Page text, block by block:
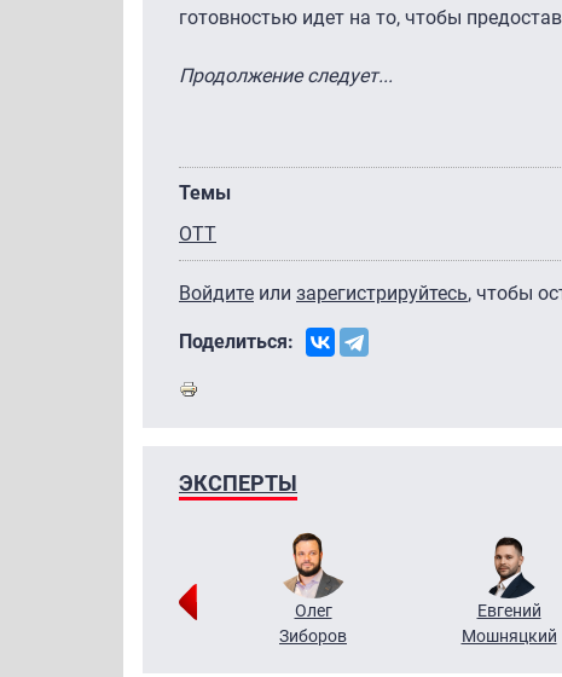
готовностью идет на то, чтобы
Продолжение следует...
Темы
OTT
Войдите или зарегистрируйтесь, чтобы
Поделиться:
ЭКСПЕРТЫ
Олег
Зиборов
Евгений
Мошняцкий